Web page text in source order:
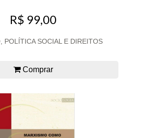
R$ 99,00
POLÍTICA SOCIAL E DIREITOS
Comprar